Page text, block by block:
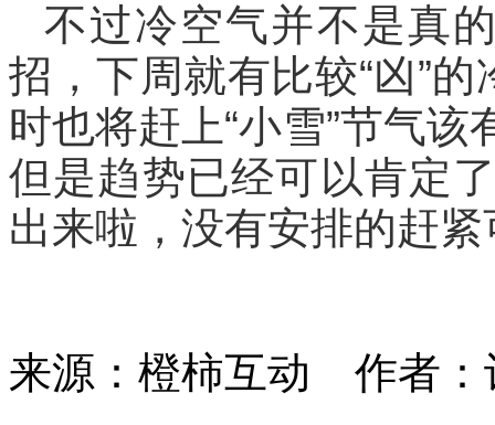
不过冷空气并不是真
招，下周就有比较“凶”
时也将赶上“小雪”节气
但是趋势已经可以肯定
出来啦，没有安排的赶
来源：橙柿互动 作者